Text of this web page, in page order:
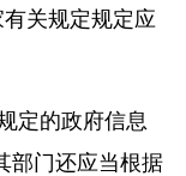
关规定规定应
定的政府信息
部门还应当根据